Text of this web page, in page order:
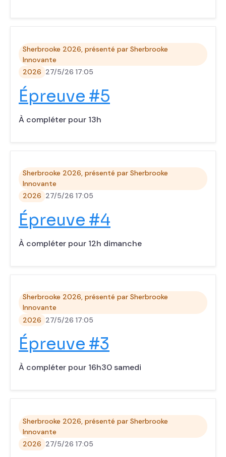
Sherbrooke 2026, présenté par Sherbrooke
Innovante
2026 27/5/26 17:05
‍Épreuve #5
À compléter pour 13h
Sherbrooke 2026, présenté par Sherbrooke
Innovante
2026 27/5/26 17:05
‍Épreuve #4
À compléter pour 12h dimanche
Sherbrooke 2026, présenté par Sherbrooke
Innovante
2026 27/5/26 17:05
‍Épreuve #3
À compléter pour 16h30 samedi
Sherbrooke 2026, présenté par Sherbrooke
Innovante
2026 27/5/26 17:05